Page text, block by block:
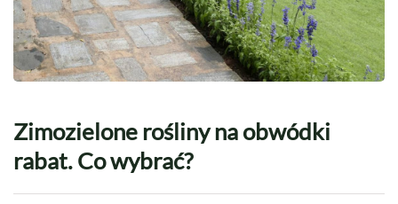
Zimozielone rośliny na obwódki
rabat. Co wybrać?